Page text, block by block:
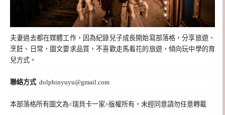
夫妻過去都在媒體工作，因為紀錄兒子成長開始寫部落格，分享旅遊、
烹飪、日常，圖文要求品質，不喜歡走馬看花的旅遊，傾向玩中學的育
兒方式。
聯絡方式 dolphinyuyu@gmail.com
本部落格所有圖文為<瑞貝卡一家>版權所有，未經同意請勿任意轉載